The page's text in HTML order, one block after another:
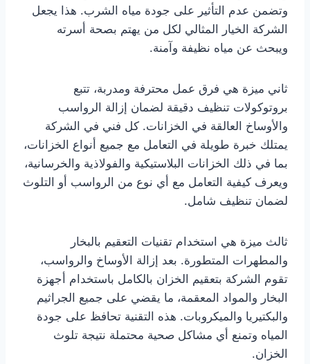
وتضمن عدم التأثير على جودة مياه الشرب. هذا يجعل
الشركة الخيار المثالي لكل من يهتم بصحة أسرته
ويبحث عن مياه نظيفة وآمنة.
ثاني ميزة هي فرق عمل محترفة ومدربة، تتبع
بروتوكولات تنظيف دقيقة لضمان إزالة الرواسب
والأوساخ العالقة في الخزانات. كل فني في الشركة
يمتلك خبرة طويلة في التعامل مع جميع أنواع الخزانات،
بما في ذلك الخزانات البلاستيكية والفولاذية والخرسانية،
ويعرف كيفية التعامل مع أي نوع من الرواسب أو التلوث
لضمان تنظيف شامل.
ثالث ميزة هي استخدام تقنيات التعقيم بالبخار
والمطهرات المتطورة. بعد إزالة الأوساخ والرواسب،
تقوم الشركة بتعقيم الخزان بالكامل باستخدام أجهزة
البخار والمواد المعقمة، ما يقضي على جميع الجراثيم
والبكتيريا والميكروبات. هذه التقنية تحافظ على جودة
المياه وتمنع أي مشاكل صحية محتملة نتيجة تلوث
الخزان.